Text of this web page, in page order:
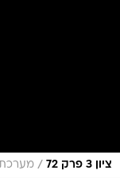
ציון 3 פרק 72 / מערכת